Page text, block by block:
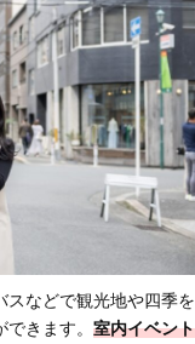
スなどで観光地や四季を
きます。 室内イベント